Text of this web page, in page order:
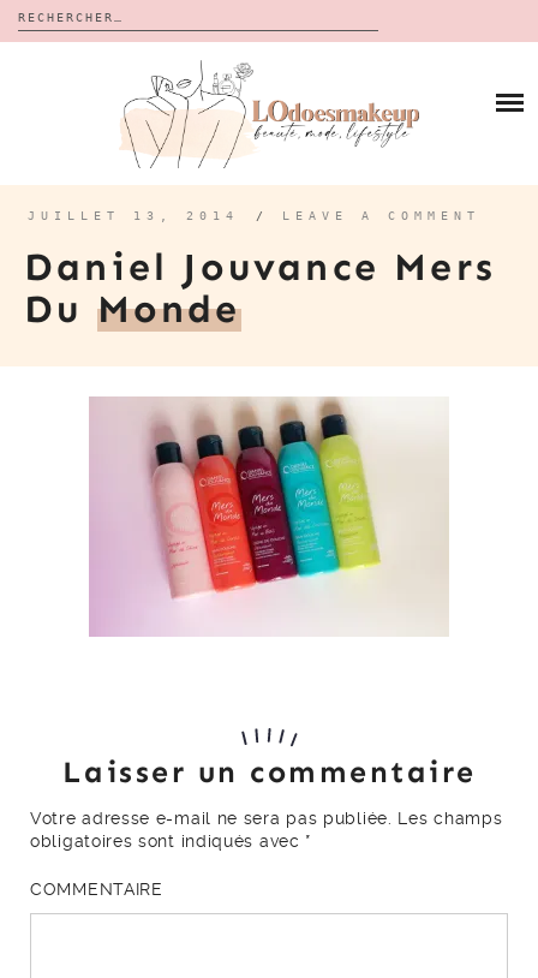
Rechercher :
CALENDRIERS DE L’AVENT
BON PLAN
À PROPOS
CONTACT
JUILLET 13, 2014 / LEAVE A COMMENT
Daniel Jouvance Mers
Du Monde
Laisser un commentaire
Votre adresse e-mail ne sera pas publiée.
Les champs
obligatoires sont indiqués avec *
COMMENTAIRE